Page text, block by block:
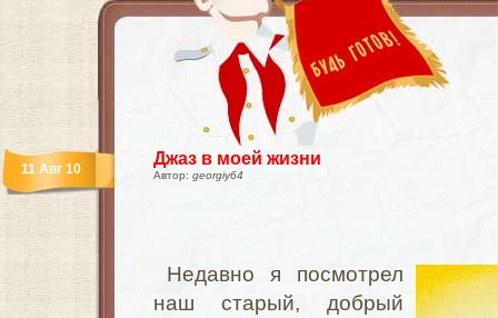
Джаз в моей жизни
Автор: georgiy64
11 Авг 10
Недавно я посмотрел
наш старый, добрый